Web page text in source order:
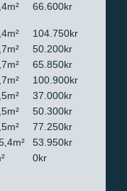
66.600kr
104.750kr
50.200kr
65.850kr
100.900kr
37.000kr
50.300kr
77.250kr
53.950kr
0kr